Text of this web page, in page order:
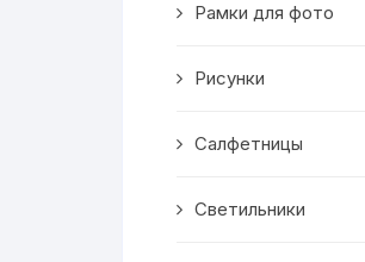
Кормушки
Линейки
Рамки для фото
Рисунки
Салфетницы
Светильники